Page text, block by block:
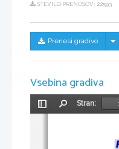
ŠTEVILO PRENOSOV: 22593
Prenesi gradivo
Vsebina gradiva
Preklopi
Stran: